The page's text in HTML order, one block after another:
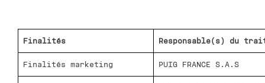
Finalités Responsable(s) du
Finalités marketing PUIG FRANCE S.A.S